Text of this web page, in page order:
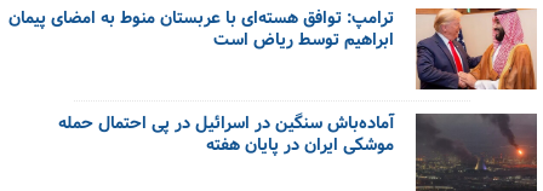
ترامپ: توافق هسته‌ای با عربستان منوط به امضای پیمان
ابراهیم توسط ریاض است
آماده‌باش سنگین در اسرائیل در پی احتمال حمله
موشکی ایران در پایان هفته